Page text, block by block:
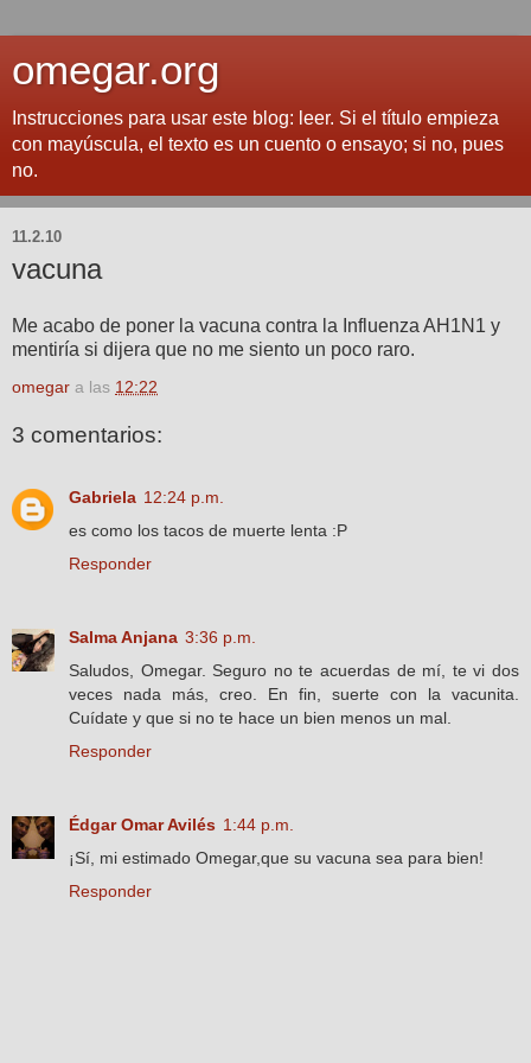
omegar.org
Instrucciones para usar este blog: leer. Si el título empieza
con mayúscula, el texto es un cuento o ensayo; si no, pues
no.
11.2.10
vacuna
Me acabo de poner la vacuna contra la Influenza AH1N1 y
mentiría si dijera que no me siento un poco raro.
omegar a las 12:22
3 comentarios:
Gabriela 12:24 p.m.
es como los tacos de muerte lenta :P
Responder
Salma Anjana 3:36 p.m.
Saludos, Omegar. Seguro no te acuerdas de mí, te vi dos
veces nada más, creo. En fin, suerte con la vacunita.
Cuídate y que si no te hace un bien menos un mal.
Responder
Édgar Omar Avilés 1:44 p.m.
¡Sí, mi estimado Omegar,que su vacuna sea para bien!
Responder